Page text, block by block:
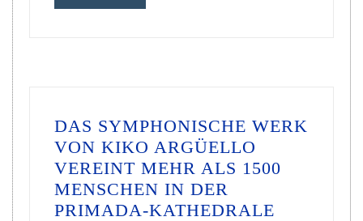
DAS SYMPHONISCHE WERK
VON KIKO ARGÜELLO
VEREINT MEHR ALS 1500
MENSCHEN IN DER
PRIMADA-KATHEDRALE